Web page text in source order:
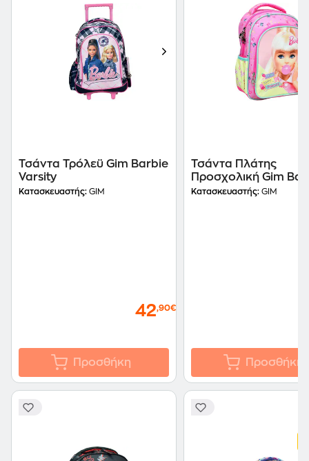
Τσάντα Τρόλεϋ Gim Barbie
Varsity
Κατασκευαστής: GIM
42,90€
Προσθήκη
Τσάντα Πλάτης
Προσχολική Gim
Bubble
Κατασκευαστής: GIM
Προσθήκη